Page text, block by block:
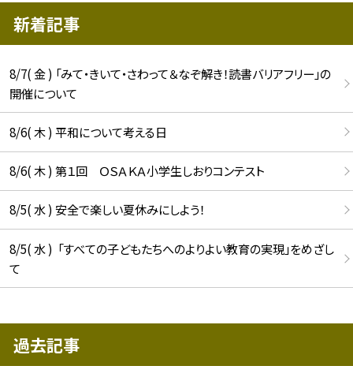
新着記事
8/7( 金 ) 「みて・きいて・さわって＆なぞ解き！読書バリアフリー」の
開催について
8/6( 木 ) 平和について考える日
8/6( 木 ) 第１回 ＯＳＡＫＡ小学生しおりコンテスト
8/5( 水 ) 安全で楽しい夏休みにしよう！
8/5( 水 ) 「すべての子どもたちへのよりよい教育の実現」をめざし
て
過去記事